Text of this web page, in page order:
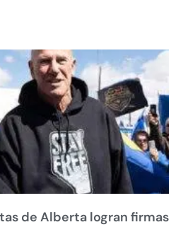
de Alberta logran firmas